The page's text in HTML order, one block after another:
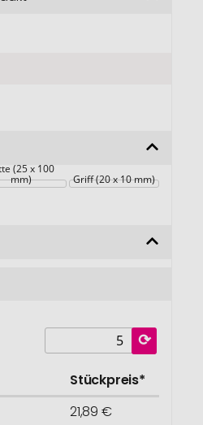
(25 x 100
mm) Griff (20 x 10 mm)
Stückpreis*
21,89 €